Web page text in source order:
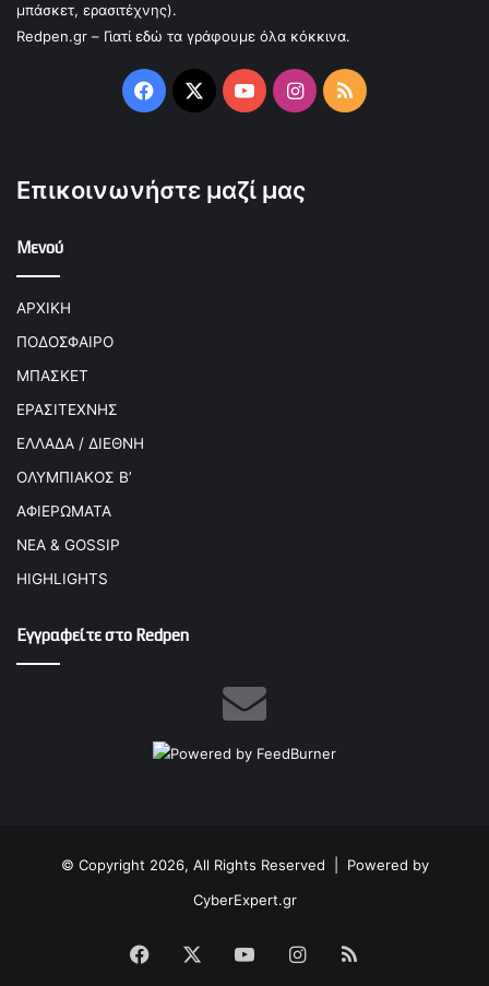
μπάσκετ, ερασιτέχνης).
Redpen.gr – Γιατί εδώ τα γράφουμε όλα κόκκινα.
Facebook
X YouTubeInstagram
RSS
Επικοινωνήστε μαζί μας
Μενού
ΑΡΧΙΚΗ
ΠΟΔΟΣΦΑΙΡΟ
ΜΠΑΣΚΕΤ
ΕΡΑΣΙΤΕΧΝΗΣ
ΕΛΛΑΔΑ / ΔΙΕΘΝΗ
ΟΛΥΜΠΙΑΚΟΣ Β’
ΑΦΙΕΡΩΜΑΤΑ
ΝΕΑ & GOSSIP
HIGHLIGHTS
Εγγραφείτε στο Redpen
© Copyright 2026, All Rights Reserved | Powered by
CyberExpert.gr
Facebook YouTubeInstagram